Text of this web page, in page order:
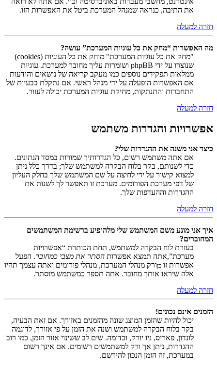
את התיבה, כנראה שמנהל המערכת ביטל את האפשרות הזו.
חזרה למעלה
מה האפשרות “מחק את כל עוגיות המערכת” עושה?
"מחק את כל עוגיות המערכת" מוחק את כל העוגיות (cookies)
שנוצרו על ידי phpBB ושומרות עליך מחובר למערכת. עוגיות
ממלאות תפקידים נוספים כמו מעקב קריאה של נושאים והודעות
אם האפשרות הופעלה על ידי מנהל ראשי. אם נתקלת בבעיות של
התחברות והתנתקות, מחיקת עוגיות המערכת יכולה לעזור.
חזרה למעלה
אפשרויות והגדרות משתמש
כיצד אני משנה את ההגדרות שלי?
אם אתה משתמש רשום, כל הגדרותיך שמורות במסד הנתונים.
כדי לשנותם, בקר בלוח הבקרה למשתמש שלך; בדרך כלל ניתן
למצוא קישור על ידי לחיצה על שם המשתמש שלך בחלק העליון
של דפי מערכת הפורומים. מערכת זו תאפשר לך לשנות את
ההגדרות וההעדפות שלך.
חזרה למעלה
איך אני מונע משם המשתמש שלי מלהופיע ברשימת המשתמשים
המחוברים?
בעזרת לוח הבקרה למשתמש, תחת הכותרת “אפשרויות
מערכת”,אתה תמצא אפשרות הסתר את מצבי כמחובר. הפעל
אפשרות זו כןורק מנהלי המערכת, מנהלי פורומים ואתה עצמך תהיו
אלה שיראו אותך מחובר. אתה תספר כמשתמש מוסתר.
חזרה למעלה
הזמנים אינם נכונים!
יכול להיות שהזמן המוצג שונה מהזמנים באזורך. אם זאת הבעיה,
בקר בלוח הבקרה למשתמש ושנה את הזמן על פי אזורך, לדוגמה
לונדון, פאריס, ניו יורק, וכדומה. שים לב ששינוי אזור הזמן, כמו רוב
ההגדרות, ניתן אך ורק למשתמשים רשומים. אם אינך רשום
במערכת, זה הזמן הנכון להירשם.